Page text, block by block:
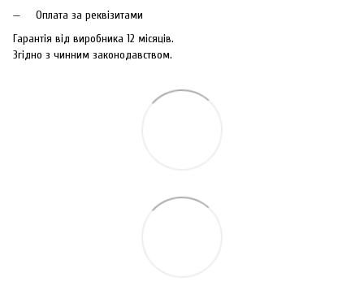
Оплата за реквізитами
Гарантія від виробника 12 місяців.
Згідно з чинним законодавством.